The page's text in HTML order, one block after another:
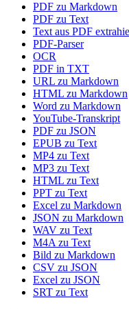
PDF zu Markdown
PDF zu Text
Text aus PDF
PDF-Parser
OCR
PDF in TXT
URL zu Markdown
HTML zu Markdown
Word zu Markdown
YouTube-Transkript
PDF zu JSON
EPUB zu Text
MP4 zu Text
MP3 zu Text
HTML zu Text
PPT zu Text
Excel zu Markdown
JSON zu Markdown
WAV zu Text
M4A zu Text
Bild zu Markdown
CSV zu JSON
Excel zu JSON
SRT zu Text